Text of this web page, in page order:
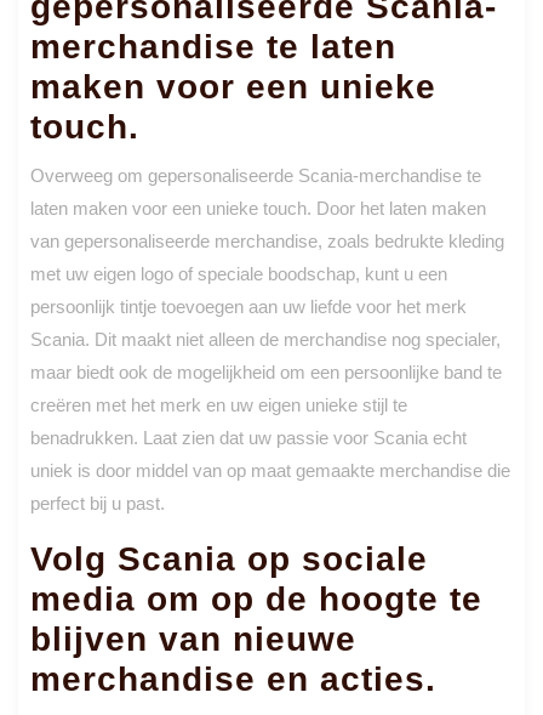
merchandise te laten
maken voor een unieke
touch.
Overweeg om gepersonaliseerde Scania-merchandise te
laten maken voor een unieke touch. Door het laten maken
van gepersonaliseerde merchandise, zoals bedrukte kleding
met uw eigen logo of speciale boodschap, kunt u een
persoonlijk tintje toevoegen aan uw liefde voor het merk
Scania. Dit maakt niet alleen de merchandise nog specialer,
maar biedt ook de mogelijkheid om een ​​persoonlijke band te
creëren met het merk en uw eigen unieke stijl te
benadrukken. Laat zien dat uw passie voor Scania echt
uniek is door middel van op maat gemaakte merchandise die
perfect bij u past.
Volg Scania op sociale
media om op de hoogte te
blijven van nieuwe
merchandise en acties.